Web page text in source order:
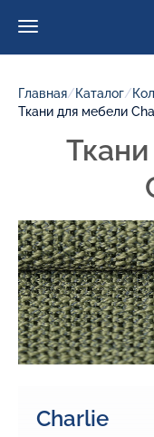
Главная/Каталог/
Ткани для мебели
Charlie